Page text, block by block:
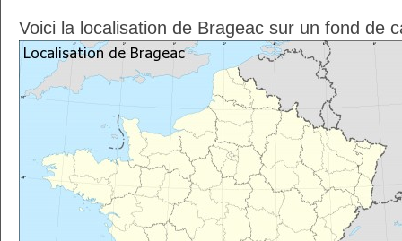
Voici la localisation de Brageac sur un fond de